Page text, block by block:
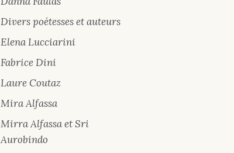
Divers poétesses et auteurs
Elena Lucciarini
Fabrice Dini
Laure Coutaz
Mira Alfassa
Mirra Alfassa et Sri
Aurobindo